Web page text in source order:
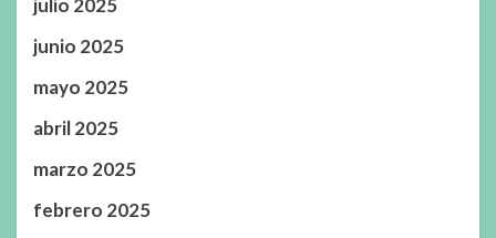
julio 2025
junio 2025
mayo 2025
abril 2025
marzo 2025
febrero 2025